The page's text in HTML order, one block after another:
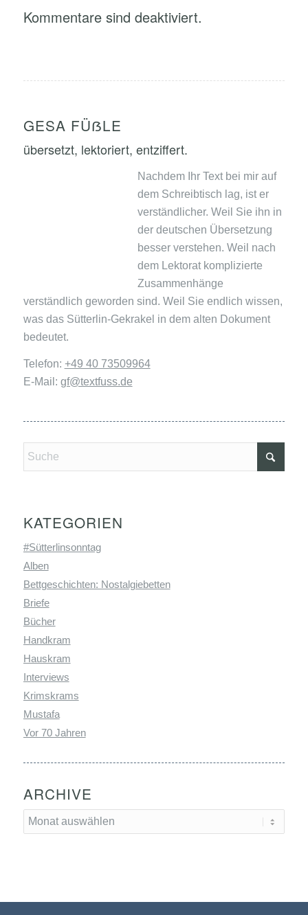
Kommentare sind deaktiviert.
GESA FÜẞLE
übersetzt, lektoriert, entziffert.
Nachdem Ihr Text bei mir auf
dem Schreibtisch lag, ist er
verständlicher. Weil Sie ihn in
der deutschen Übersetzung
besser verstehen. Weil nach
dem Lektorat komplizierte
Zusammenhänge
verständlich geworden sind. Weil Sie endlich wissen,
was das Sütterlin-Gekrakel in dem alten Dokument
bedeutet.
Telefon: +49 40 73509964
E-Mail: gf@textfuss.de
KATEGORIEN
#Sütterlinsonntag
Alben
Bettgeschichten: Nostalgiebetten
Briefe
Bücher
Handkram
Hauskram
Interviews
Krimskrams
Mustafa
Vor 70 Jahren
ARCHIVE